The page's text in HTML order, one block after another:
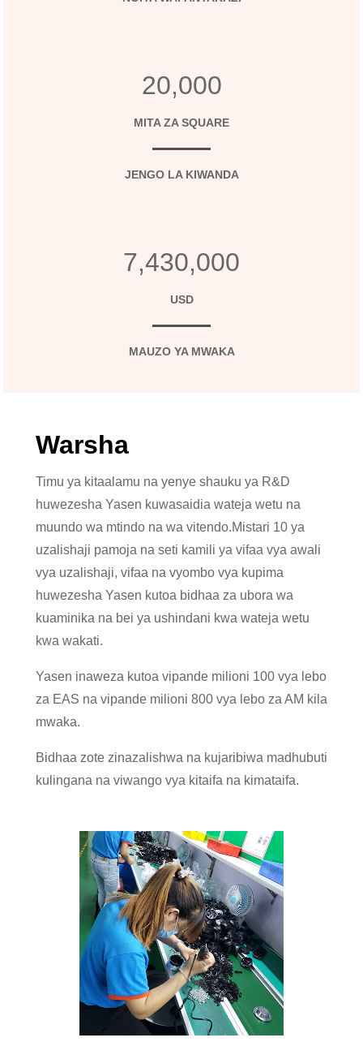
20,000
MITA ZA SQUARE
JENGO LA KIWANDA
7,430,000
USD
MAUZO YA MWAKA
Warsha
Timu ya kitaalamu na yenye shauku ya R&D
huwezesha Yasen kuwasaidia wateja wetu na
muundo wa mtindo na wa vitendo.Mistari 10 ya
uzalishaji pamoja na seti kamili ya vifaa vya awali
vya uzalishaji, vifaa na vyombo vya kupima
huwezesha Yasen kutoa bidhaa za ubora wa
kuaminika na bei ya ushindani kwa wateja wetu
kwa wakati.
Yasen inaweza kutoa vipande milioni 100 vya lebo
za EAS na vipande milioni 800 vya lebo za AM kila
mwaka.
Bidhaa zote zinazalishwa na kujaribiwa madhubuti
kulingana na viwango vya kitaifa na kimataifa.